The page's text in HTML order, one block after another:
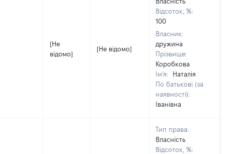
[Не
відомо]
[Не відомо]
Відсоток, %:
100
Власник:
дружина
Прізвище:
Коробкова
Ім'я:
Наталія
По батькові (за
наявності):
Іванівна
Тип права:
Власність
Відсоток, %: